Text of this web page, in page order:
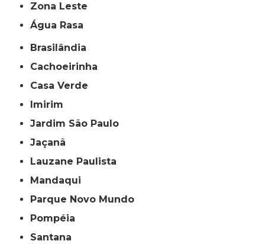
Zona Leste
Água Rasa
Brasilândia
Cachoeirinha
Casa Verde
Imirim
Jardim São Paulo
Jaçanã
Lauzane Paulista
Mandaqui
Parque Novo Mundo
Pompéia
Santana